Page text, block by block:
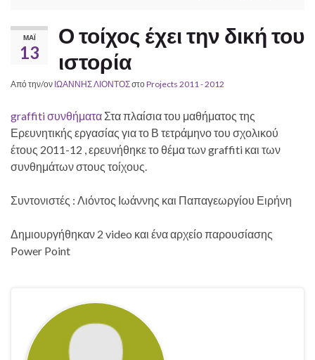
ΜΆΙ
13
Ο τοίχος έχει την δική του
ιστορία
Από την/ον ΙΩΑΝΝΗΣ ΛΙΟΝΤΟΣστοProjects 2011 - 2012
graffiti συνθήματα Στα πλαίσια του μαθήματος της
Ερευνητικής εργασίας για το Β τετράμηνο του σχολικού
έτους 2011-12 , ερευνήθηκε το θέμα των graffiti και των
συνθημάτων στους τοίχους.
Συντονιστές : Λιόντος Ιωάννης και Παπαγεωργίου Ειρήνη
Δημιουργήθηκαν 2 video και ένα αρχείο παρουσίασης
Power Point